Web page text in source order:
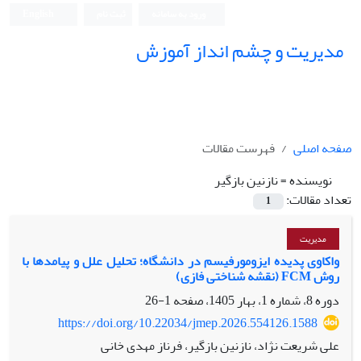
مدیریت و چشم انداز آموزش
صفحه اصلی
فهرست مقالات
نویسنده =نازنین بازگیر
تعداد مقالات:
1
مدیریت
واکاوی پدیده ایزومورفیسم در دانشگاه؛ تحلیل علل و پیامدها با
روش FCM (نقشه شناختی فازی)
دوره 8، شماره 1، بهار 1405، صفحه
1-26
https://doi.org/10.22034/jmep.2026.554126.1588
علی شریعت نژاد، نازنین بازگیر، فرناز مهدی خانی